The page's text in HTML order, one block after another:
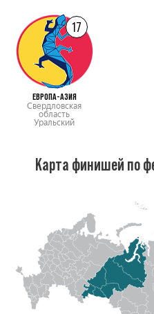
17
ЕВРОПА-АЗИЯ
Свердловская
область
Уральский
Карта финишей по